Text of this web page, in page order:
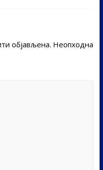
објављена. Неопходна